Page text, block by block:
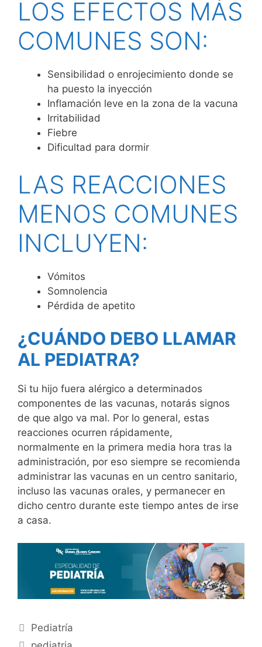
LOS EFECTOS MÁS
COMUNES SON:
Sensibilidad o enrojecimiento donde se
ha puesto la inyección
Inflamación leve en la zona de la vacuna
Irritabilidad
Fiebre
Dificultad para dormir
LAS REACCIONES
MENOS COMUNES
INCLUYEN:
Vómitos
Somnolencia
Pérdida de apetito
¿CUÁNDO DEBO LLAMAR
AL PEDIATRA?
Si tu hijo fuera alérgico a determinados
componentes de las vacunas, notarás signos
de que algo va mal. Por lo general, estas
reacciones ocurren rápidamente,
normalmente en la primera media hora tras la
administración, por eso siempre se recomienda
administrar las vacunas en un centro sanitario,
incluso las vacunas orales, y permanecer en
dicho centro durante este tiempo antes de irse
a casa.
Pediatría